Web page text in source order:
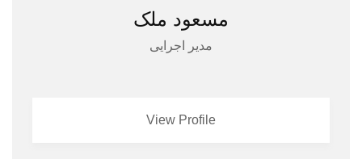
مسعود ملک
مدیر اجرایی
View Profile